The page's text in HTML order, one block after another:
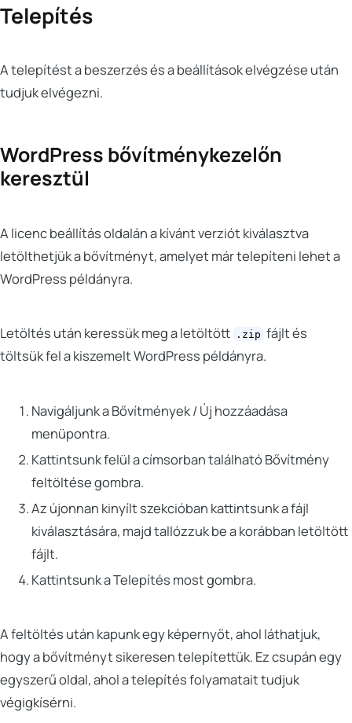
Telepítés
A telepítést a beszerzés és a beállítások elvégzése után
tudjuk elvégezni.
WordPress bővítménykezelőn
keresztül
A licenc beállítás oldalán a kívánt verziót kiválasztva
letölthetjük a bővítményt, amelyet már telepíteni lehet a
WordPress példányra.
Letöltés után keressük meg a letöltött .zip fájlt és
töltsük fel a kiszemelt WordPress példányra.
Navigáljunk a Bővítmények / Új hozzáadása
menüpontra.
Kattintsunk felül a címsorban található Bővítmény
feltöltése gombra.
Az újonnan kinyílt szekcióban kattintsunk a fájl
kiválasztására, majd tallózzuk be a korábban letöltött
fájlt.
Kattintsunk a Telepítés most gombra.
A feltöltés után kapunk egy képernyőt, ahol láthatjuk,
hogy a bővítményt sikeresen telepítettük. Ez csupán egy
egyszerű oldal, ahol a telepítés folyamatait tudjuk
végigkísérni.